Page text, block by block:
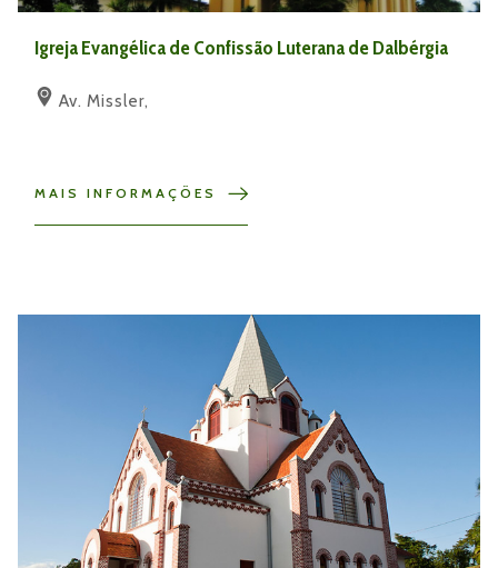
Igreja Evangélica de Confissão Luterana de Dalbérgia
Av. Missler,
MAIS INFORMAÇÕES